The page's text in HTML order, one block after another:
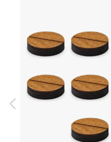
Format:
Highlights:
Inklusiv-Leistungen: